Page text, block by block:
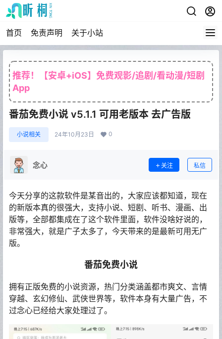
首页 免责声明 关于小站
推荐！【安卓+iOS】免费观影/追剧/看动漫/短剧
App
番茄免费小说 v5.1.1 可用老版本 去广告版
小说相关 24年10月23日 0
念心 关注 私信
今天分享的这款软件是某音出的，大家应该都知道，现在
的新版本真的很强大，支持小说、短剧、听书、漫画、出
版等，全部都集成在了这个软件里面，软件没啥好说的，
非常强大，就是广子太多了，今天带来的是最新可用无广
版。
番茄免费小说
​拥有正版免费的小说资源，热门分类涵盖都市爽文、言情
穿越、玄幻修仙、武侠世界等，软件本身有大量广告，不
过念心已经给大家处理过了。